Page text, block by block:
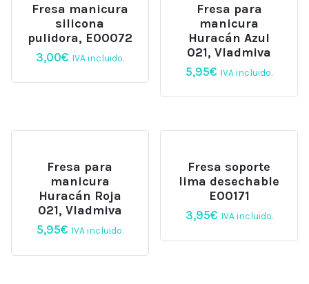
Fresa manicura
silicona
pulidora, E00072
3,00€ IVA incluido.
Fresa para
manicura
Huracán Azul
021, Vladmiva
5,95€ IVA incluido.
Fresa para
manicura
Huracán Roja
021, Vladmiva
5,95€ IVA incluido.
Fresa soporte
lima desechable
E00171
3,95€ IVA incluido.